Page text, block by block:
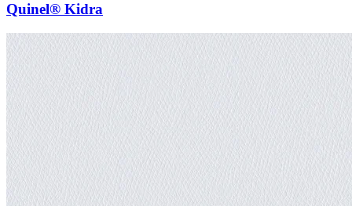
Quinel® Kidra